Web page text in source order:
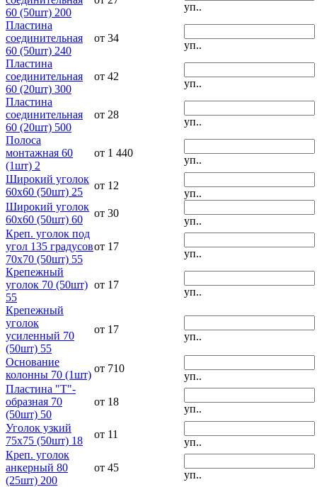
60 (50шт) 200
уп..
Пластина
соединительная
60 (50шт) 240
от 34
уп..
Пластина
соединительная
60 (20шт) 300
от 42
уп..
Пластина
соединительная
60 (20шт) 500
от 28
уп..
Полоса
монтажная 60
(1шт) 2
от 1 440
уп..
Широкий уголок
60х60 (50шт) 25
от 12
уп..
Широкий уголок
60х60 (50шт) 60
от 30
уп..
Креп. уголок под
угол 135 градусов
70х70 (50шт) 55
от 17
уп..
Крепежный
уголок 70 (50шт)
55
от 17
уп..
Крепежный
уголок
усиленный 70
(50шт) 55
от 17
уп..
Основание
колонны 70 (1шт)
от 710
уп..
Пластина "Т"-
образная 70
(50шт) 50
от 18
уп..
Уголок узкий
75х75 (50шт) 18
от 11
уп..
Креп. уголок
анкерный 80
(25шт) 200
от 45
уп..